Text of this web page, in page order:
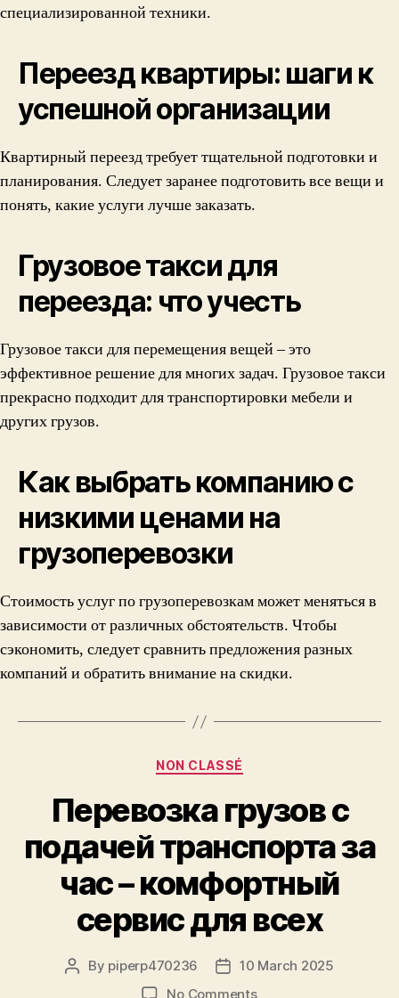
специализированной техники.
Переезд квартиры: шаги к
успешной организации
Квартирный переезд требует тщательной подготовки и
планирования. Следует заранее подготовить все вещи и
понять, какие услуги лучше заказать.
Грузовое такси для
переезда: что учесть
Грузовое такси для перемещения вещей – это
эффективное решение для многих задач. Грузовое такси
прекрасно подходит для транспортировки мебели и
других грузов.
Как выбрать компанию с
низкими ценами на
грузоперевозки
Стоимость услуг по грузоперевозкам может меняться в
зависимости от различных обстоятельств. Чтобы
сэкономить, следует сравнить предложения разных
компаний и обратить внимание на скидки.
Categories
NON CLASSÉ
Перевозка грузов с
подачей транспорта за
час – комфортный
сервис для всех
Post
By piperp470236
Post10 March 2025
No Commentson